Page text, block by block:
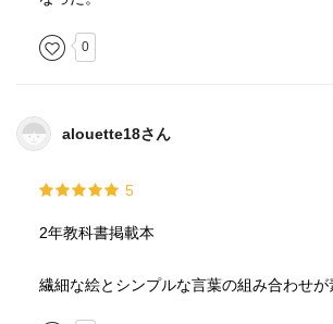
0
alouette18さん
5
2年教科書掲載本
繊細な絵とシンプルな言葉の組み合わせが